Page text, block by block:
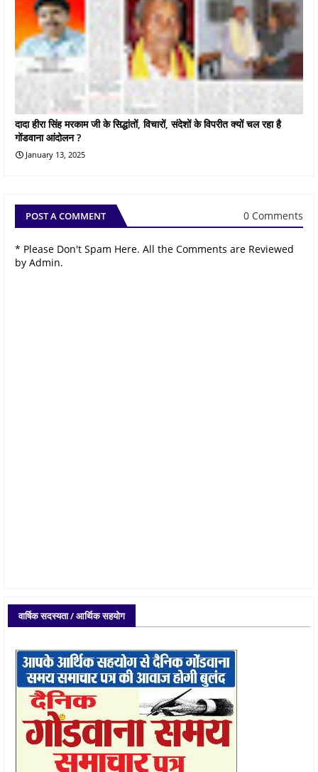
दादा हीरा सिंह मरकाम जी के सिद्धांतों, विचारों, संदेशों के विपरीत क्यों चल रहा है
गोंडवाना आंदोलन ?
January 13, 2025
POST A COMMENT 0 Comments
* Please Don't Spam Here. All the Comments are Reviewed
by Admin.
वार्षिक सदस्यता / आर्थिक सहयोग